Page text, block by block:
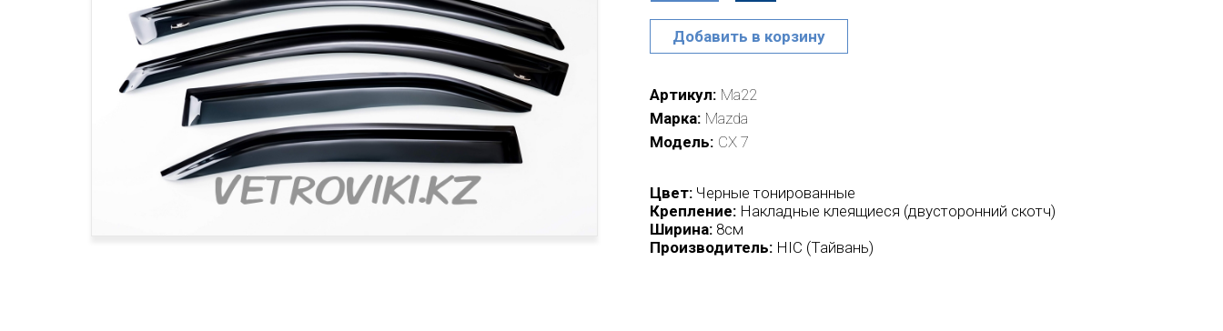
Добавить в корзину
Артикул Ma22
Марка Mazda
Модель CX 7
Цвет: Черные тонированные
Крепление: Накладные клеящиеся (двусторонний скотч)
Ширина: 8см
Производитель: HIC (Тайвань)